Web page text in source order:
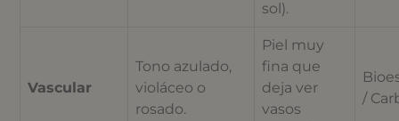
sol).
Vascular
Tono azulado,
violáceo o
rosado.
Piel muy
fina que
deja ver
vasos
/